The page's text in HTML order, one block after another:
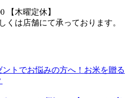
【木曜定休】
くは店舗にて承っております。